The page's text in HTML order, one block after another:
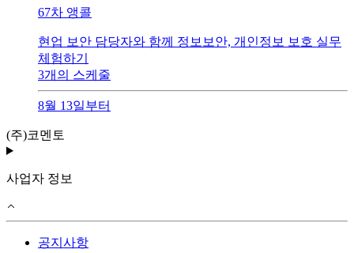
67차 앵콜
현업 보안 담당자와 함께 정보보안, 개인정보 보호 실무
체험하기
3개의 스케줄
8월 13일부터
(주)코멘토
사업자 정보
공지사항